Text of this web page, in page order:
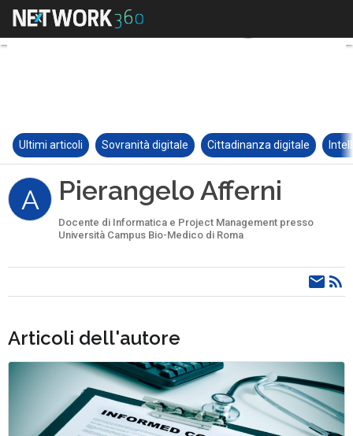
Ultimi articoli Sovranità digitale Cittadinanza digitale
A Pierangelo Afferni
Docente di Informatica e Project Management presso
Università Campus Bio-Medico di Roma
Articoli dell'autore